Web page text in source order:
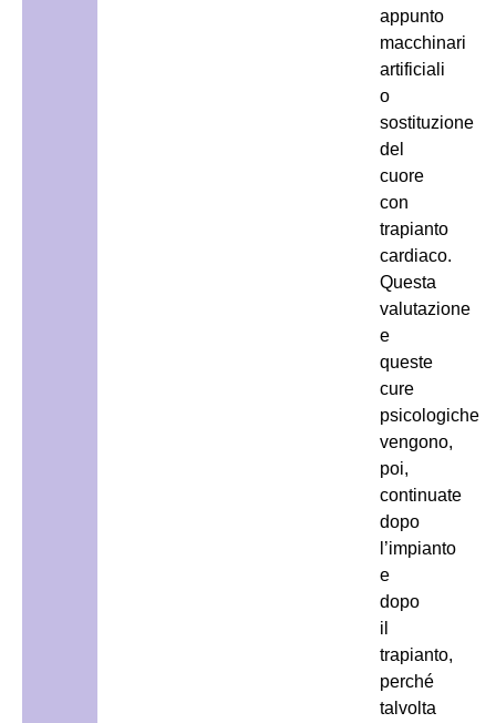
appunto
macchinari
artificiali
o
sostituzione
del
cuore
con
trapianto
cardiaco.
Questa
valutazione
e
queste
cure
psicologiche
vengono,
poi,
continuate
dopo
l’impianto
e
dopo
il
trapianto,
perché
talvolta